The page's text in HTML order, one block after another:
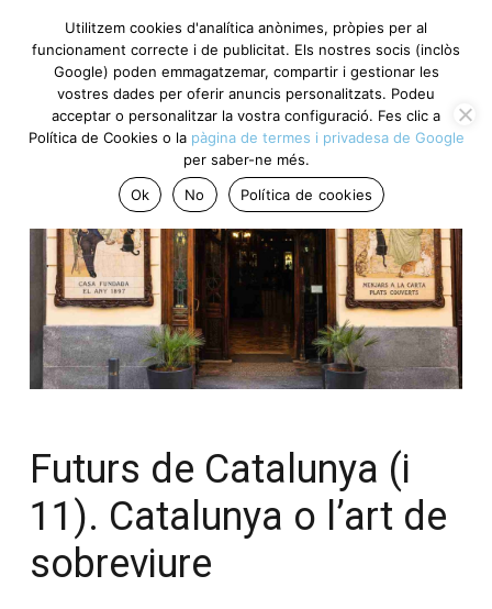
Futurs de Catalunya (i
11). Catalunya o l’art de
sobreviure
Utilitzem cookies d'analítica anònimes, pròpies per al
funcionament correcte i de publicitat. Els nostres socis (inclòs
Google) poden emmagatzemar, compartir i gestionar les
vostres dades per oferir anuncis personalitzats. Podeu
acceptar o personalitzar la vostra configuració. Fes clic a
Política de Cookies o la pàgina de termes i privadesa de Google
per saber-ne més.
Ok
No Política de cookies